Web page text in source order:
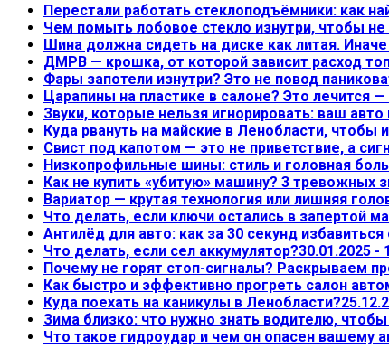
Перестали работать стеклоподъёмники: как
Чем помыть лобовое стекло изнутри, чтобы
Шина должна сидеть на диске как литая.
ДМРВ — крошка, от которой зависит расход
Фары запотели изнутри? Это не повод
Царапины на пластике в салоне? Это лечится
Звуки, которые нельзя игнорировать: ваш авто
Куда рвануть на майские в Ленобласти, чтобы
Свист под капотом — это не приветствие, а
Низкопрофильные шины: стиль и головная
Как не купить «убитую» машину? 3 тревожных
Вариатор — крутая технология или лишняя
Что делать, если ключи остались в запертой
Антилёд для авто: как за 30 секунд
Что делать, если сел аккумулятор?30.01.2025 -
Почему не горят стоп-сигналы? Раскрываем
Как быстро и эффективно прогреть салон
Куда поехать на каникулы в Ленобласти?
Зима близко: что нужно знать водителю,
Что такое гидроудар и чем он опасен вашему